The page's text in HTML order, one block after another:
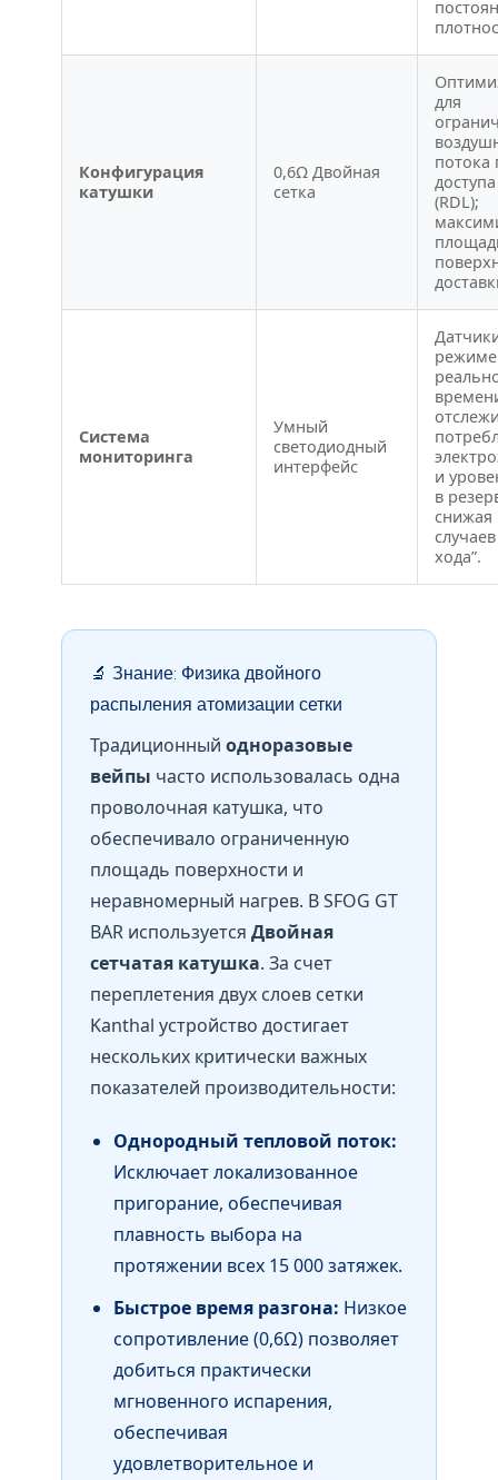
Конфигурация
катушки
0,6Ω Двойная
сетка
для
потока
(RDL);
Система
мониторинга
Умный
светодиодный
интерфейс
режиме
и
в
снижая
случаев
хода”.
🔬 Знание: Физика двойного
распыления атомизации сетки
Традиционный одноразовые
вейпы часто использовалась одна
проволочная катушка, что
обеспечивало ограниченную
площадь поверхности и
неравномерный нагрев. В SFOG GT
BAR используется Двойная
сетчатая катушка. За счет
переплетения двух слоев сетки
Kanthal устройство достигает
нескольких критически важных
показателей производительности:
Однородный тепловой поток:
Исключает локализованное
пригорание, обеспечивая
плавность выбора на
протяжении всех 15 000 затяжек.
Быстрое время разгона: Низкое
сопротивление (0,6Ω) позволяет
добиться практически
мгновенного испарения,
обеспечивая
удовлетворительное и